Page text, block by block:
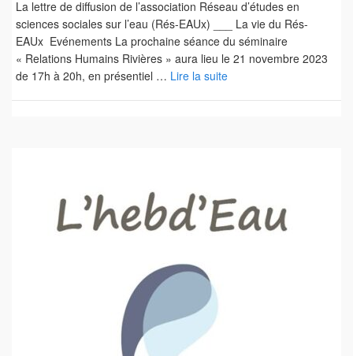
La lettre de diffusion de l’association Réseau d’études en
sciences sociales sur l’eau (Rés-EAUx) ___ La vie du Rés-
EAUx Evénements La prochaine séance du séminaire
« Relations Humains Rivières » aura lieu le 21 novembre 2023
de 17h à 20h, en présentiel … Lire la suite